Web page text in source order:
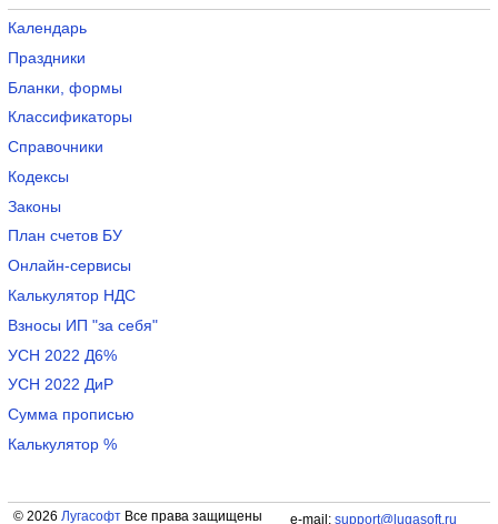
Календарь
Праздники
Бланки, формы
Классификаторы
Справочники
Кодексы
Законы
План счетов БУ
Онлайн-сервисы
Калькулятор НДС
Взносы ИП "за себя"
УСН 2022 Д6%
УСН 2022 ДиР
Сумма прописью
Калькулятор %
© 2026 ЛугасофтВсе права защищены e-mail: support@lugasoft.ru